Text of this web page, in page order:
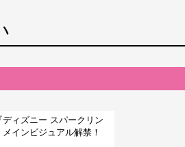
ディズニー スパークリン
インビジュアル解禁！